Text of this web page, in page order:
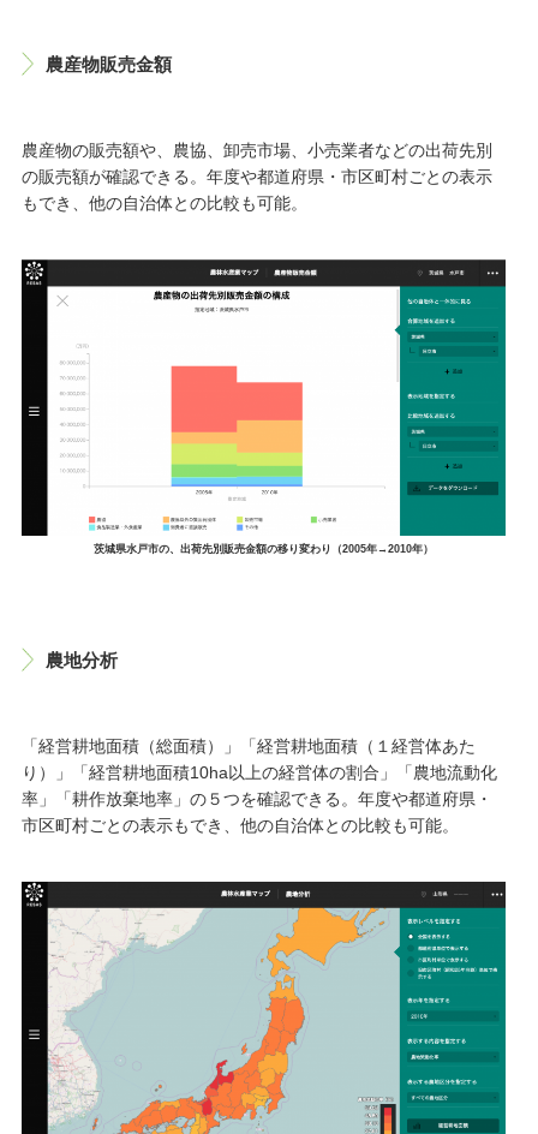
農産物販売金額
農産物の販売額や、農協、卸売市場、小売業者などの出荷先別
の販売額が確認できる。年度や都道府県・市区町村ごとの表示
もでき、他の自治体との比較も可能。
茨城県水戸市の、出荷先別販売金額の移り変わり（2005年→2010年）
農地分析
「経営耕地面積（総面積）」「経営耕地面積（１経営体あた
り）」「経営耕地面積10ha以上の経営体の割合」「農地流動化
率」「耕作放棄地率」の５つを確認できる。年度や都道府県・
市区町村ごとの表示もでき、他の自治体との比較も可能。